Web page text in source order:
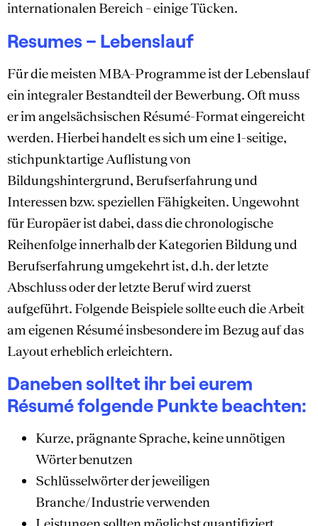
internationalen Bereich – einige Tücken.
Resumes – Lebenslauf
Für die meisten MBA-Programme ist der Lebenslauf
ein integraler Bestandteil der Bewerbung. Oft muss
er im angelsächsischen Résumé-Format eingereicht
werden. Hierbei handelt es sich um eine 1-seitige,
stichpunktartige Auflistung von
Bildungshintergrund, Berufserfahrung und
Interessen bzw. speziellen Fähigkeiten. Ungewohnt
für Europäer ist dabei, dass die chronologische
Reihenfolge innerhalb der Kategorien Bildung und
Berufserfahrung umgekehrt ist, d.h. der letzte
Abschluss oder der letzte Beruf wird zuerst
aufgeführt. Folgende Beispiele sollte euch die Arbeit
am eigenen Résumé insbesondere im Bezug auf das
Layout erheblich erleichtern.
Daneben solltet ihr bei eurem
Résumé folgende Punkte beachten:
Kurze, prägnante Sprache, keine unnötigen
Wörter benutzen
Schlüsselwörter der jeweiligen
Branche/Industrie verwenden